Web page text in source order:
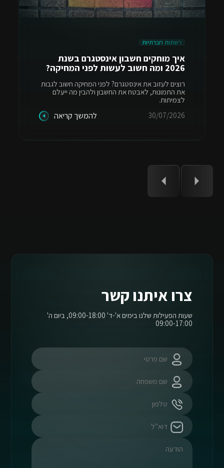
רשתות חברתיות
איך מוחקים חשבון אינסטגרם בשנת
2026 ומה חשוב לעשות לפני המחיקה?
רוצים לעזוב את אינסטגרם? לפני המחיקה חשוב לגבות
את התמונות, לאבטח את החשבון ולהבין מה ייעלם
לצמיתות.
30/07/2026
להמשך קריאה
צרו איתנו קשר
שעות הפעילות שלנו בימים א'-ד' 09:00-18:00, ביום ה'
09:00-17:00